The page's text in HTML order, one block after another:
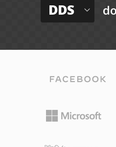
DDS do